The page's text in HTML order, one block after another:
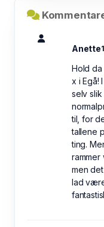
Anette
Hold
x i Egå!
selv
til, for
tallene
ting.
men
lad